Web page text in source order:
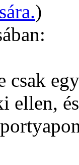
)
csak
ellen,